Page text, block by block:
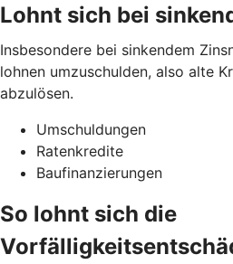
Lohnt sich bei
Insbesondere bei sinkendem
lohnen umzuschulden, also alte
abzulösen.
Umschuldungen
Ratenkredite
Baufinanzierungen
So lohnt sich die